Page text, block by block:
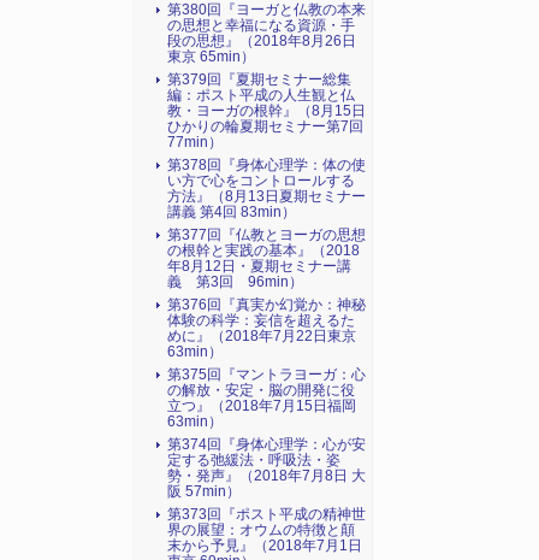
第380回『ヨーガと仏教の本来
の思想と幸福になる資源・手
段の思想』（2018年8月26日
東京 65min）
第379回『夏期セミナー総集
編：ポスト平成の人生観と仏
教・ヨーガの根幹』（8月15日
ひかりの輪夏期セミナー第7回
77min）
第378回『身体心理学：体の使
い方で心をコントロールする
方法』（8月13日夏期セミナー
講義 第4回 83min）
第377回『仏教とヨーガの思想
の根幹と実践の基本』（2018
年8月12日・夏期セミナー講
義 第3回 96min）
第376回『真実か幻覚か：神秘
体験の科学：妄信を超えるた
めに』（2018年7月22日東京
63min）
第375回『マントラヨーガ：心
の解放・安定・脳の開発に役
立つ』（2018年7月15日福岡
63min）
第374回『身体心理学：心が安
定する弛緩法・呼吸法・姿
勢・発声』（2018年7月8日 大
阪 57min）
第373回『ポスト平成の精神世
界の展望：オウムの特徴と顛
末から予見』（2018年7月1日